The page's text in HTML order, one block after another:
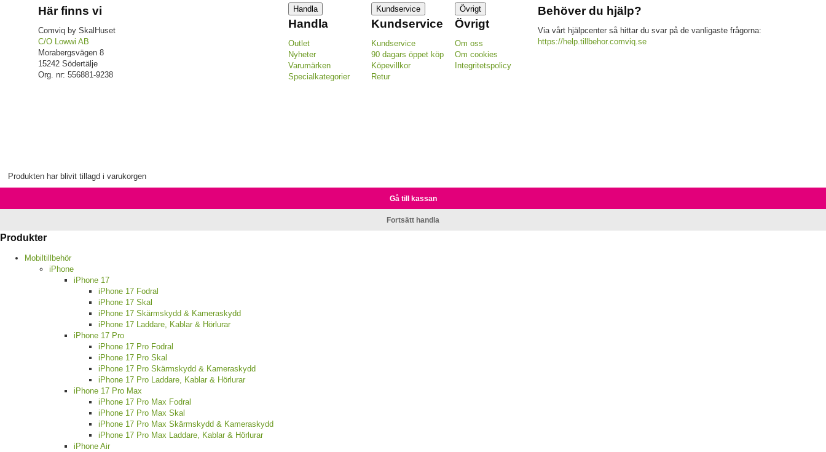
Här finns vi
Comviq by SkalHuset
C/O Lowwi AB
Morabergsvägen 8
15242 Södertälje
Org. nr: 556881-9238
Handla
Handla
Outlet
Nyheter
Varumärken
Specialkategorier
Kundservice
Kundservice
Kundservice
90 dagars öppet köp
Köpevillkor
Retur
Övrigt
Övrigt
Om oss
Om cookies
Integritetspolicy
Behöver du hjälp?
Via vårt hjälpcenter så hittar du svar på de vanligaste frågorna:
https://help.tillbehor.comviq.se
Produkten har blivit tillagd i varukorgen
Gå till kassan
Fortsätt handla
Produkter
Mobiltillbehör
iPhone
iPhone 17
iPhone 17 Fodral
iPhone 17 Skal
iPhone 17 Skärmskydd & Kameraskydd
iPhone 17 Laddare, Kablar & Hörlurar
iPhone 17 Pro
iPhone 17 Pro Fodral
iPhone 17 Pro Skal
iPhone 17 Pro Skärmskydd & Kameraskydd
iPhone 17 Pro Laddare, Kablar & Hörlurar
iPhone 17 Pro Max
iPhone 17 Pro Max Fodral
iPhone 17 Pro Max Skal
iPhone 17 Pro Max Skärmskydd & Kameraskydd
iPhone 17 Pro Max Laddare, Kablar & Hörlurar
iPhone Air